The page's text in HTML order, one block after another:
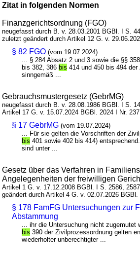
Zitat in folgenden Normen
Finanzgerichtsordnung (FGO)
neugefasst durch B. v. 28.03.2001 BGBl. I S.
zuletzt geändert durch Artikel 12 G. v.
§ 82 FGO (vom 19.07.2024)
... § 284 Absatz 2 und 3 sowie die §§
bis 382, 386bis 414 und 450 bis 494
sinngemäß ...
Gebrauchsmustergesetz (GebrMG)
neugefasst durch B. v. 28.08.1986 BGBl. I S.
Artikel 17 G. v. 15.07.2024 BGBl. 2024 I Nr. 237
§ 17 GebrMG (vom 19.07.2024)
... Für sie gelten die Vorschriften der
bis 401 sowie 402 bis 414)
sind unter ...
Gesetz über das Verfahren in
Angelegenheiten der freiwilligen
Artikel 1 G. v. 17.12.2008 BGBl. I S. 2586,
geändert durch Artikel 4 G. v. 02.07.2026 BGBl.
§ 178 FamFG Untersuchungen zur
Abstammung
... ihr die Untersuchung nicht zugemutet
bis 390 der Zivilprozessordnung gelten
wiederholter unberechtigter ...